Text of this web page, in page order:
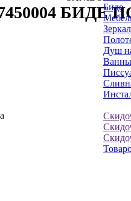
Биде
Душ
Ванны